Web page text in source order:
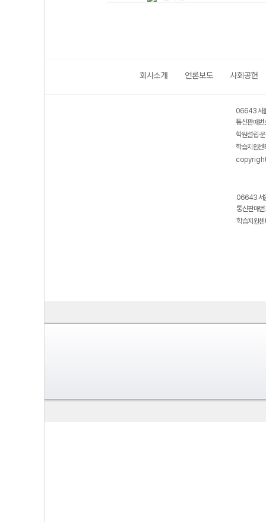
회사소개 언론보도 사회공헌
06643 서
통신판매
학원설립·
학습지원
06643 서
통신판매
학습지원